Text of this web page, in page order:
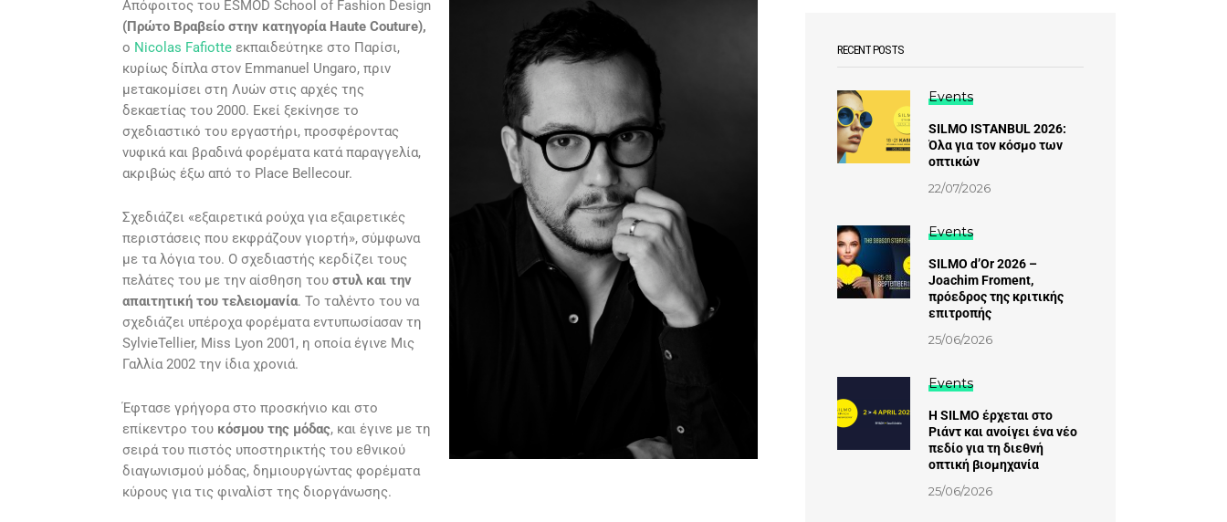
Απόφοιτος του ESMOD School of Fashion Design
(Πρώτο Βραβείο στην κατηγορία Haute Couture),
ο Nicolas Fafiotteεκπαιδεύτηκε στο Παρίσι,
κυρίως δίπλα στον Emmanuel Ungaro, πριν
μετακομίσει στη Λυών στις αρχές της
δεκαετίας του 2000. Εκεί ξεκίνησε το
σχεδιαστικό του εργαστήρι, προσφέροντας
νυφικά και βραδινά φορέματα κατά παραγγελία,
ακριβώς έξω από το Place Bellecour.
Σχεδιάζει «εξαιρετικά ρούχα για εξαιρετικές
περιστάσεις που εκφράζουν γιορτή», σύμφωνα
με τα λόγια του. Ο σχεδιαστής κερδίζει τους
πελάτες του με την αίσθηση του στυλ και την
απαιτητική του τελειομανία. Το ταλέντο του να
σχεδιάζει υπέροχα φορέματα εντυπωσίασαν τη
SylvieTellier, Miss Lyon 2001, η οποία έγινε Μις
Γαλλία 2002 την ίδια χρονιά.
Έφτασε γρήγορα στο προσκήνιο και στο
επίκεντρο του κόσμου της μόδας, και έγινε με τη
σειρά του πιστός υποστηρικτής του εθνικού
διαγωνισμού μόδας, δημιουργώντας φορέματα
κύρους για τις φιναλίστ της διοργάνωσης.
RECENT POSTS
Events
SILMO ISTANBUL 2026:
Όλα για τον κόσμο των
οπτικών
22/07/2026
Events
SILMO d’Or 2026 –
Joachim Froment,
πρόεδρος της κριτικής
επιτροπής
25/06/2026
Events
Η SILMO έρχεται στο
Ριάντ και ανοίγει ένα νέο
πεδίο για τη διεθνή
οπτική βιομηχανία
25/06/2026